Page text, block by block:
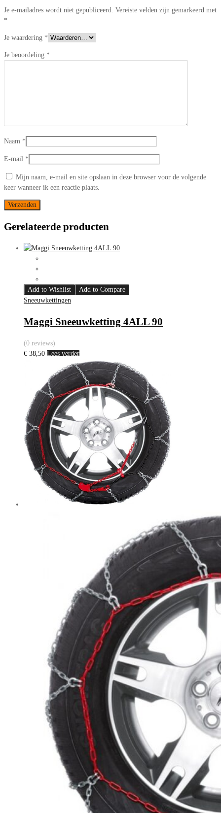
Je e-mailadres wordt niet gepubliceerd. Vereiste velden zijn gemarkeerd met
*
Je waardering *
Je beoordeling *
Naam *
E-mail *
Mijn naam, e-mail en site opslaan in deze browser voor de volgende
keer wanneer ik een reactie plaats.
Gerelateerde producten
Add to Wishlist
Add to Compare
Sneeuwkettingen
Maggi Sneeuwketting 4ALL 90
(0 reviews)
€ 38,50 Lees verder